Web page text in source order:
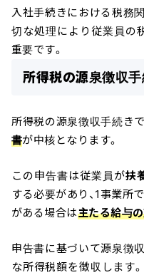
入社手続きにおける税務
切な処理により従業員の
重要です。
所得税の源泉徴収手
所得税の源泉徴収手続きで
書が中核となります。
この申告書は従業員が扶
する必要があり、1事業所
がある場合は主たる給与
申告書に基づいて源泉徴
な所得税額を徴収します